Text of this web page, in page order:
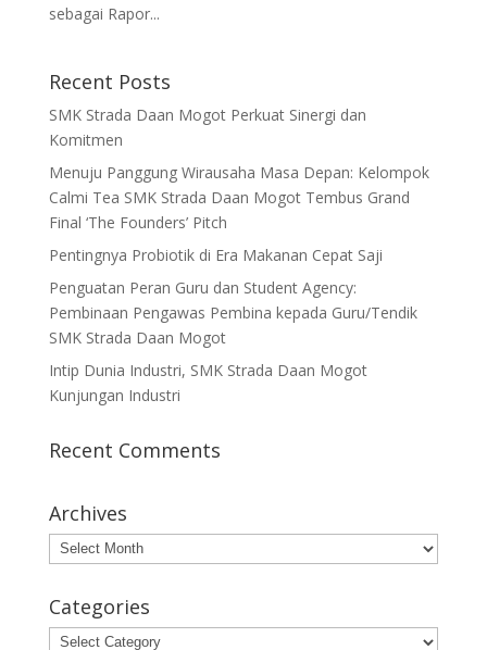
sebagai Rapor...
Recent Posts
SMK Strada Daan Mogot Perkuat Sinergi dan
Komitmen
Menuju Panggung Wirausaha Masa Depan: Kelompok
Calmi Tea SMK Strada Daan Mogot Tembus Grand
Final ‘The Founders’ Pitch
Pentingnya Probiotik di Era Makanan Cepat Saji
Penguatan Peran Guru dan Student Agency:
Pembinaan Pengawas Pembina kepada Guru/Tendik
SMK Strada Daan Mogot
Intip Dunia Industri, SMK Strada Daan Mogot
Kunjungan Industri
Recent Comments
Archives
Archives
Categories
Categories